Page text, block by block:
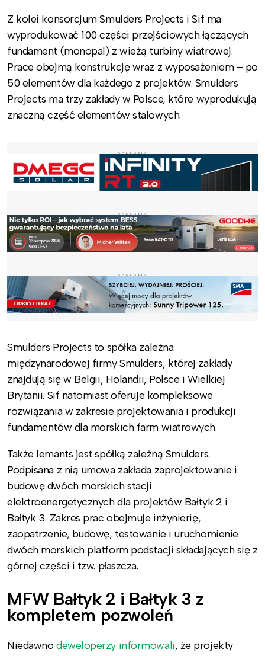
Z kolei konsorcjum Smulders Projects i Sif ma
wyprodukować 100 części przejściowych łączących
fundament (monopal) z wieżą turbiny wiatrowej.
Prace obejmą konstrukcję wraz z wyposażeniem – po
50 elementów dla każdego z projektów. Smulders
Projects ma trzy zakłady w Polsce, które wyprodukują
znaczną część elementów stalowych.
REKLAMA
REKLAMA
REKLAMA
Smulders Projects to spółka zależna
międzynarodowej firmy Smulders, której zakłady
znajdują się w Belgii, Holandii, Polsce i Wielkiej
Brytanii. Sif natomiast oferuje kompleksowe
rozwiązania w zakresie projektowania i produkcji
fundamentów dla morskich farm wiatrowych.
Także Iemants jest spółką zależną Smulders.
Podpisana z nią umowa zakłada zaprojektowanie i
budowę dwóch morskich stacji
elektroenergetycznych dla projektów Bałtyk 2 i
Bałtyk 3. Zakres prac obejmuje inżynierię,
zaopatrzenie, budowę, testowanie i uruchomienie
dwóch morskich platform podstacji składających się z
górnej części i tzw. płaszcza.
MFW Bałtyk 2 i Bałtyk 3 z
kompletem pozwoleń
Niedawnodeweloperzy informowali, że projekty